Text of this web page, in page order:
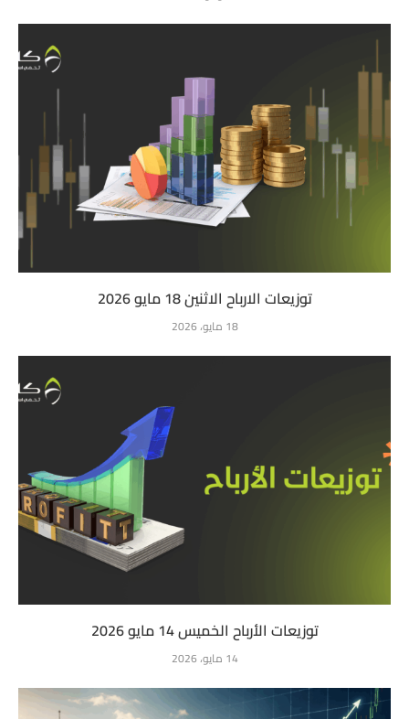
توزيعات الارباح الاثنين 18 مايو 2026
18 مايو، 2026
توزيعات الأرباح الخميس 14 مايو 2026
14 مايو، 2026